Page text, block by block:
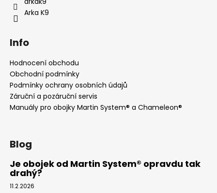
Arka K9
Info
Hodnocení obchodu
Obchodní podmínky
Podmínky ochrany osobních údajů
Záruční a pozáruční servis
Manuály pro obojky Martin System® a Chameleon®
Blog
Je obojek od Martin System® opravdu tak
drahý?
11.2.2026